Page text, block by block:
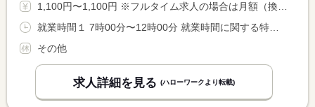
1,100円〜1,100円 ※フルタイム求人の場合は月額（換算額）、パート求人の場合は時間額を表示しています。
その他
求人詳細を見る (ハローワークより転載)